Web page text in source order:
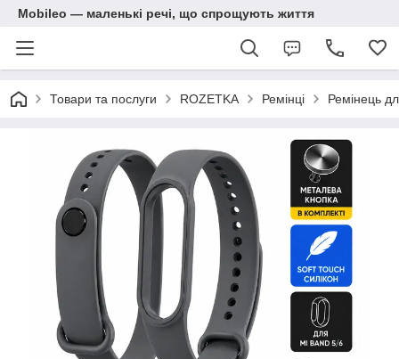
Mobileo — маленькі речі, що спрощують життя
Товари та послуги ROZETKA Ремінці Ремінець